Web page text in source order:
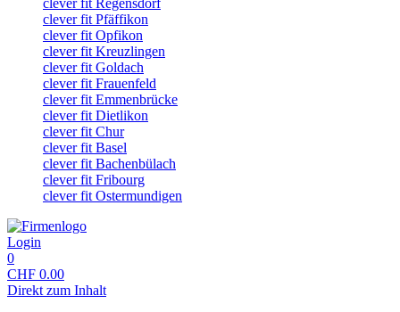
clever fit Regensdorf
clever fit Pfäffikon
clever fit Opfikon
clever fit Kreuzlingen
clever fit Goldach
clever fit Frauenfeld
clever fit Emmenbrücke
clever fit Dietlikon
clever fit Chur
clever fit Basel
clever fit Bachenbülach
clever fit Fribourg
clever fit Ostermundigen
Login
0
CHF 0.00
Direkt zum Inhalt